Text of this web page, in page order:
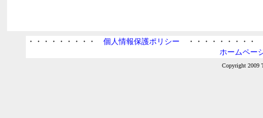
・・・・・・・・・個人情報保護ポリシー ・・・・・・・・
ホームペー
Copyright 2009